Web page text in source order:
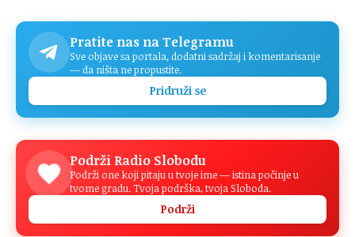
Pratite nas na Telegramu
Sve objave sa portala, dodatni sadržaj i komentarisanje
— da ništa ne propustite.
Pridruži se
Podrži Radio Slobodu
Podrži one koji pitaju u tvoje ime — istina počinje u
tvome gradu. Tvoja podrška, tvoja Sloboda.
Podrži